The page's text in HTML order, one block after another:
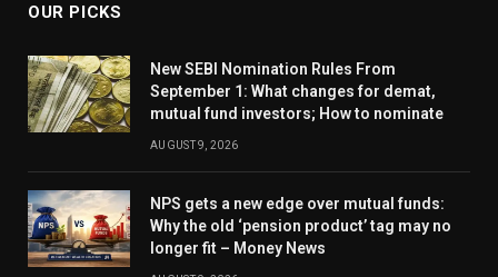
OUR PICKS
New SEBI Nomination Rules From
September 1: What changes for demat,
mutual fund investors; How to nominate
AUGUST 9, 2026
NPS gets a new edge over mutual funds:
Why the old ‘pension product’ tag may no
longer fit – Money News